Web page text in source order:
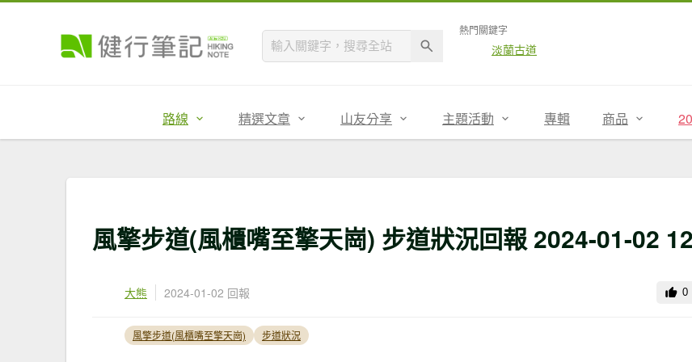
熱門關鍵字
淡蘭古道
路線 精選文章 山友分享 主題活動 專輯 商品
風擎步道(風櫃嘴至擎天崗) 步道狀況回報 2024-01-02
大熊 2024-01-02 回報 0
風擎步道(風櫃嘴至擎天崗) 步道狀況